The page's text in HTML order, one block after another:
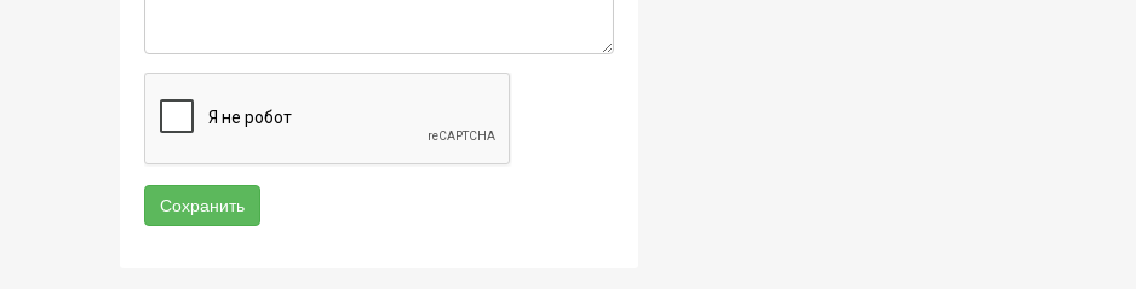
Сохранить